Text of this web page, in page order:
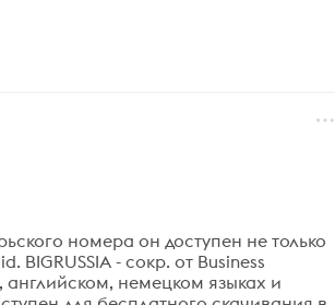
номера он доступен не только
- сокр. от Business
английском, немецком языках и